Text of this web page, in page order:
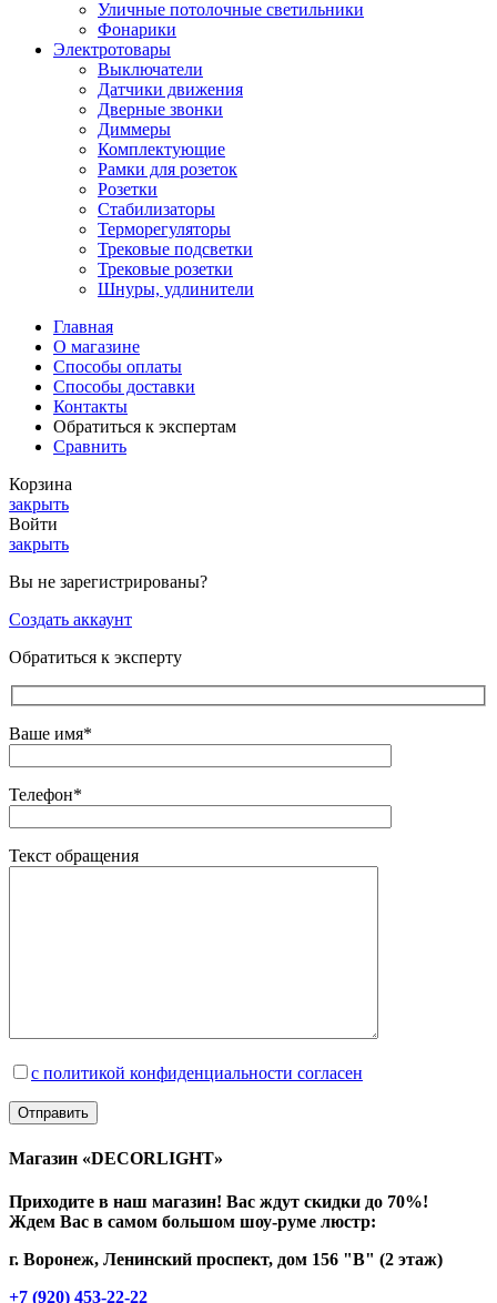
Уличные потолочные светильники
Фонарики
Электротовары
Выключатели
Датчики движения
Дверные звонки
Диммеры
Комплектующие
Рамки для розеток
Розетки
Стабилизаторы
Терморегуляторы
Трековые подсветки
Трековые розетки
Шнуры, удлинители
Главная
О магазине
Способы оплаты
Способы доставки
Контакты
Обратиться к экспертам
Сравнить
Корзина
закрыть
Войти
закрыть
Вы не зарегистрированы?
Создать аккаунт
Обратиться к эксперту
Ваше имя*
Телефон*
Текст обращения
с политикой конфиденциальности согласен
Магазин «DECORLIGHT»
Приходите в наш магазин! Вас ждут скидки до 70%!
Ждем Вас в самом большом шоу-руме люстр:
г. Воронеж, Ленинский проспект, дом 156 "В" (2 этаж)
+7 (920) 453-22-22